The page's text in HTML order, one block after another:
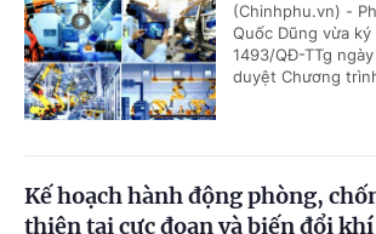
(Chinhphu.vn) -
Quốc Dũng vừa
1493/QĐ-TTg
duyệt Chương
Kế hoạch hành động phòng,
thiên tai cực đoan và biến đổi